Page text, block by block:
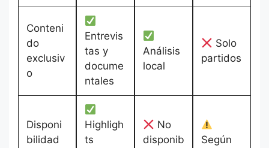
Conteni
do
exclusiv
o
Entrevis
tas y
docume
ntales
Análisis
local
Solo
partidos
Disponi
bilidad
Highligh
ts
No
disponib
Según